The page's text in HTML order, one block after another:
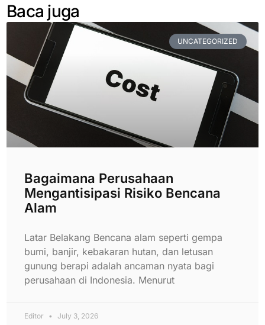
Baca juga
UNCATEGORIZED
Bagaimana Perusahaan
Mengantisipasi Risiko Bencana
Alam
Latar Belakang Bencana alam seperti gempa
bumi, banjir, kebakaran hutan, dan letusan
gunung berapi adalah ancaman nyata bagi
perusahaan di Indonesia. Menurut
Editor July 3, 2026